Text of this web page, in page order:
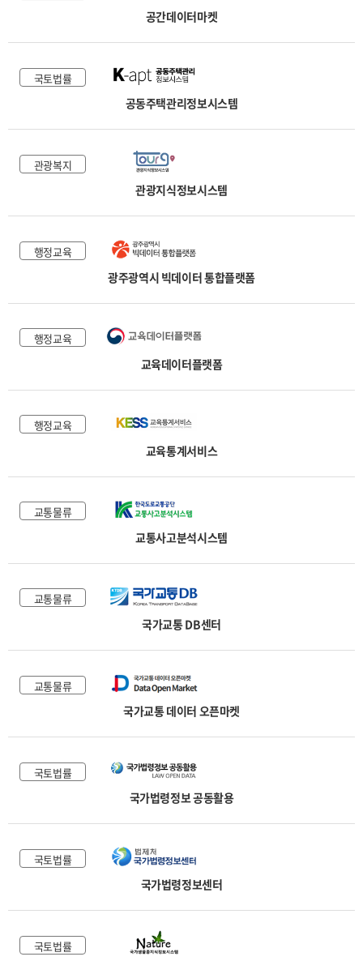
공간데이터마켓
국토법률
공동주택관리정보시스템
관광복지
관광지식정보시스템
행정교육
광주광역시 빅데이터 통합플랫폼
행정교육
교육데이터플랫폼
행정교육
교육통계서비스
교통물류
교통사고분석시스템
교통물류
국가교통 DB센터
교통물류
국가교통 데이터 오픈마켓
국토법률
국가법령정보 공동활용
국토법률
국가법령정보센터
국토법률